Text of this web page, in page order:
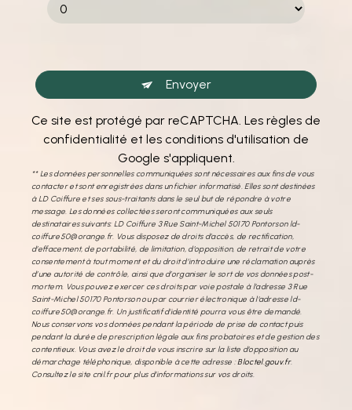
Envoyer
Ce site est protégé par reCAPTCHA. Les règles de
confidentialité et les conditions d'utilisation de
Google s'appliquent.
** Les données personnelles communiquées sont nécessaires aux fins de vous
contacter et sont enregistrées dans un fichier informatisé. Elles sont destinées
à LD Coiffure et ses sous-traitants dans le seul but de répondre à votre
message. Les données collectées seront communiquées aux seuls
destinataires suivants: LD Coiffure 3 Rue Saint-Michel 50170 Pontorson ld-
coiffure50@orange.fr. Vous disposez de droits d’accès, de rectification,
d’effacement, de portabilité, de limitation, d’opposition, de retrait de votre
consentement à tout moment et du droit d’introduire une réclamation auprès
d’une autorité de contrôle, ainsi que d’organiser le sort de vos données post-
mortem. Vous pouvez exercer ces droits par voie postale à l'adresse 3 Rue
Saint-Michel 50170 Pontorson ou par courrier électronique à l'adresse ld-
coiffure50@orange.fr. Un justificatif d'identité pourra vous être demandé.
Nous conservons vos données pendant la période de prise de contact puis
pendant la durée de prescription légale aux fins probatoires et de gestion des
contentieux. Vous avez le droit de vous inscrire sur la liste d'opposition au
démarchage téléphonique, disponible à cette adresse :Bloctel.gouv.fr.
Consultez le site cnil.fr pour plus d’informations sur vos droits.